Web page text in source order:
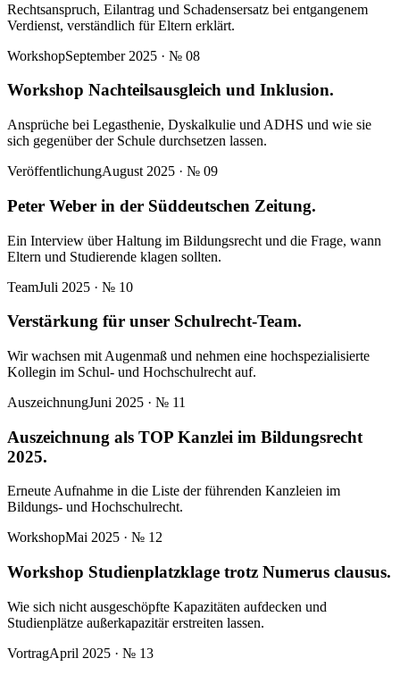
Rechtsanspruch, Eilantrag und Schadensersatz bei entgangenem
Verdienst, verständlich für Eltern erklärt.
WorkshopSeptember 2025 · № 08
Workshop Nachteilsausgleich und Inklusion.
Ansprüche bei Legasthenie, Dyskalkulie und ADHS und wie sie
sich gegenüber der Schule durchsetzen lassen.
VeröffentlichungAugust 2025 · № 09
Peter Weber in der Süddeutschen Zeitung.
Ein Interview über Haltung im Bildungsrecht und die Frage, wann
Eltern und Studierende klagen sollten.
TeamJuli 2025 · № 10
Verstärkung für unser Schulrecht-Team.
Wir wachsen mit Augenmaß und nehmen eine hochspezialisierte
Kollegin im Schul- und Hochschulrecht auf.
AuszeichnungJuni 2025 · № 11
Auszeichnung als TOP Kanzlei im Bildungsrecht
2025.
Erneute Aufnahme in die Liste der führenden Kanzleien im
Bildungs- und Hochschulrecht.
WorkshopMai 2025 · № 12
Workshop Studienplatzklage trotz Numerus clausus.
Wie sich nicht ausgeschöpfte Kapazitäten aufdecken und
Studienplätze außerkapazitär erstreiten lassen.
VortragApril 2025 · № 13